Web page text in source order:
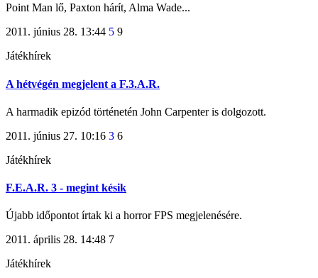
Point Man lő, Paxton hárít, Alma Wade...
2011. június 28. 13:44 5 9
Játékhírek
A hétvégén megjelent a F.3.A.R.
A harmadik epizód történetén John Carpenter is dolgozott.
2011. június 27. 10:16 3 6
Játékhírek
F.E.A.R. 3 - megint késik
Újabb időpontot írtak ki a horror FPS megjelenésére.
2011. április 28. 14:48 7
Játékhírek